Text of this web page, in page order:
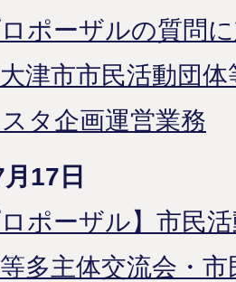
ロポーザルの質問
津市市民活動団
タ企画運営業務
17日
ロポーザル】市民
多主体交流会・